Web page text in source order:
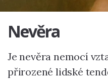
Nevěra
Je nevěra nemocí
přirozené lidské